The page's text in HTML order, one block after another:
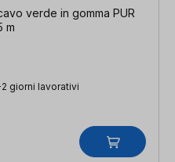
verde in gomma PUR
m
giorni lavorativi